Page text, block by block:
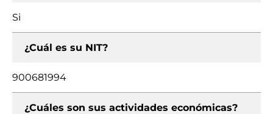
Si
¿Cuál es su NIT?
900681994
¿Cuáles son sus actividades económicas?